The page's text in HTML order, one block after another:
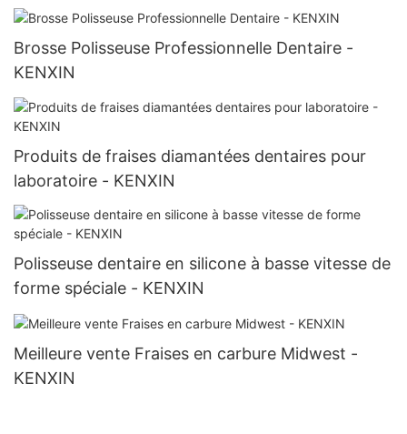
Brosse Polisseuse Professionnelle Dentaire -
KENXIN
Produits de fraises diamantées dentaires pour
laboratoire - KENXIN
Polisseuse dentaire en silicone à basse vitesse de
forme spéciale - KENXIN
Meilleure vente Fraises en carbure Midwest -
KENXIN